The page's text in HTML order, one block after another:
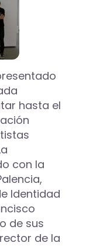
hasta el
con la
Identidad
de sus
de la